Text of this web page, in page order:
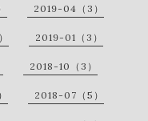
2019-04（3）
2019-01（3）
2018-10（3）
2018-07（5）